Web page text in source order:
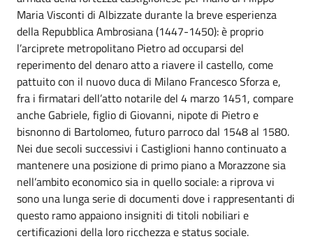
Maria Visconti di Albizzate durante la breve esperienza
della Repubblica Ambrosiana (1447-1450): è proprio
l’arciprete metropolitano Pietro ad occuparsi del
reperimento del denaro atto a riavere il castello, come
pattuito con il nuovo duca di Milano Francesco Sforza e,
fra i firmatari dell’atto notarile del 4 marzo 1451, compare
anche Gabriele, figlio di Giovanni, nipote di Pietro e
bisnonno di Bartolomeo, futuro parroco dal 1548 al 1580.
Nei due secoli successivi i Castiglioni hanno continuato a
mantenere una posizione di primo piano a Morazzone sia
nell’ambito economico sia in quello sociale: a riprova vi
sono una lunga serie di documenti dove i rappresentanti di
questo ramo appaiono insigniti di titoli nobiliari e
certificazioni della loro ricchezza e status sociale.